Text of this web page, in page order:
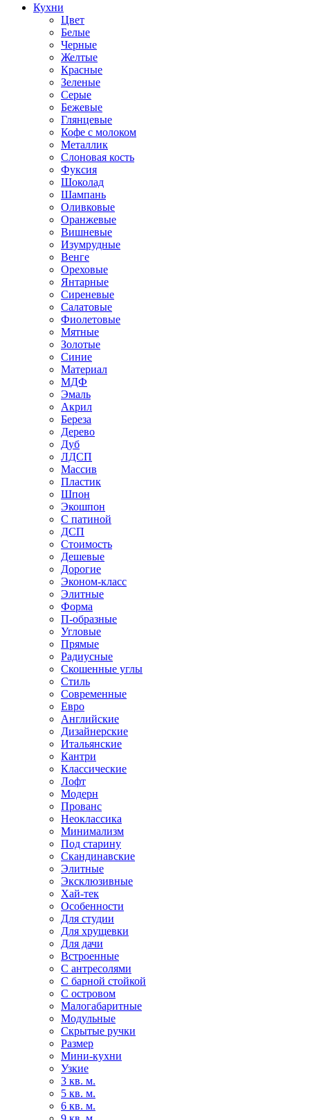
Кухни
Цвет
Белые
Черные
Желтые
Красные
Зеленые
Серые
Бежевые
Глянцевые
Кофе с молоком
Металлик
Слоновая кость
Фуксия
Шоколад
Шампань
Оливковые
Оранжевые
Вишневые
Изумрудные
Венге
Ореховые
Янтарные
Сиреневые
Салатовые
Фиолетовые
Мятные
Золотые
Синие
Материал
МДФ
Эмаль
Акрил
Береза
Дерево
Дуб
ЛДСП
Массив
Пластик
Шпон
Экошпон
С патиной
ДСП
Стоимость
Дешевые
Дорогие
Эконом-класс
Элитные
Форма
П-образные
Угловые
Прямые
Радиусные
Скошенные углы
Стиль
Современные
Евро
Английские
Дизайнерские
Итальянские
Кантри
Классические
Лофт
Модерн
Прованс
Неоклассика
Минимализм
Под старину
Скандинавские
Элитные
Эксклюзивные
Хай-тек
Особенности
Для студии
Для хрущевки
Для дачи
Встроенные
С антресолями
С барной стойкой
С островом
Малогабаритные
Модульные
Скрытые ручки
Размер
Мини-кухни
Узкие
3 кв. м.
5 кв. м.
6 кв. м.